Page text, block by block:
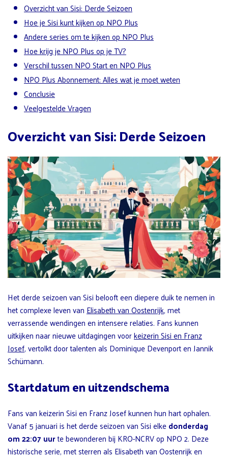
Overzicht van Sisi: Derde Seizoen
Hoe je Sisi kunt kijken op NPO Plus
Andere series om te kijken op NPO Plus
Hoe krijg je NPO Plus op je TV?
Verschil tussen NPO Start en NPO Plus
NPO Plus Abonnement: Alles wat je moet weten
Conclusie
Veelgestelde Vragen
Overzicht van Sisi: Derde Seizoen
Het derde seizoen van Sisi belooft een diepere duik te nemen in
het complexe leven van Elisabeth van Oostenrijk, met
verrassende wendingen en intensere relaties. Fans kunnen
uitkijken naar nieuwe uitdagingen voorkeizerin Sisi en Franz
Josef, vertolkt door talenten als Dominique Devenport en Jannik
Schümann.
Startdatum en uitzendschema
Fans van keizerin Sisi en Franz Josef kunnen hun hart ophalen.
Vanaf 5 januari is het derde seizoen van Sisi elkedonderdag
om 22:07 uurte bewonderen bij KRO-NCRV op NPO 2. Deze
historische serie, met sterren als Elisabeth van Oostenrijk en